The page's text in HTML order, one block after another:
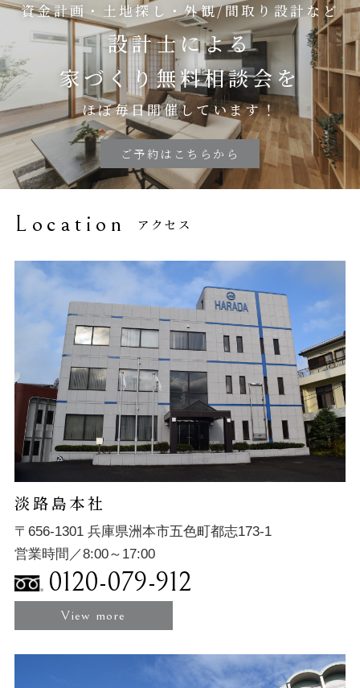
資金計画・土地探し・外観/間取り設計など
設計士による
家づくり無料相談会を
ほぼ毎日開催しています！
ご予約はこちらから
Location アクセス
淡路島本社
〒656-1301 兵庫県洲本市五色町都志173-1
営業時間／8:00～17:00
0120-079-912
View more